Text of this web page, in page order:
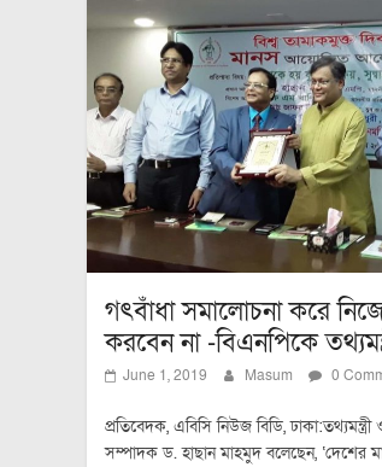
গৎবাঁধা সমালোচনা করে
করবেন না -বিএনপিকে
June 1, 2019 Masum 0
প্রতিবেদক, এবিসি নিউজ বিডি,
সম্পাদক ড. হাছান মাহমুদ বলেছেন, ‘দেশের